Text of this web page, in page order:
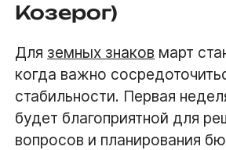
Козерог)
Для земных знаков март
когда важно
стабильности. Первая
будет благоприятной для
вопросов и планирования